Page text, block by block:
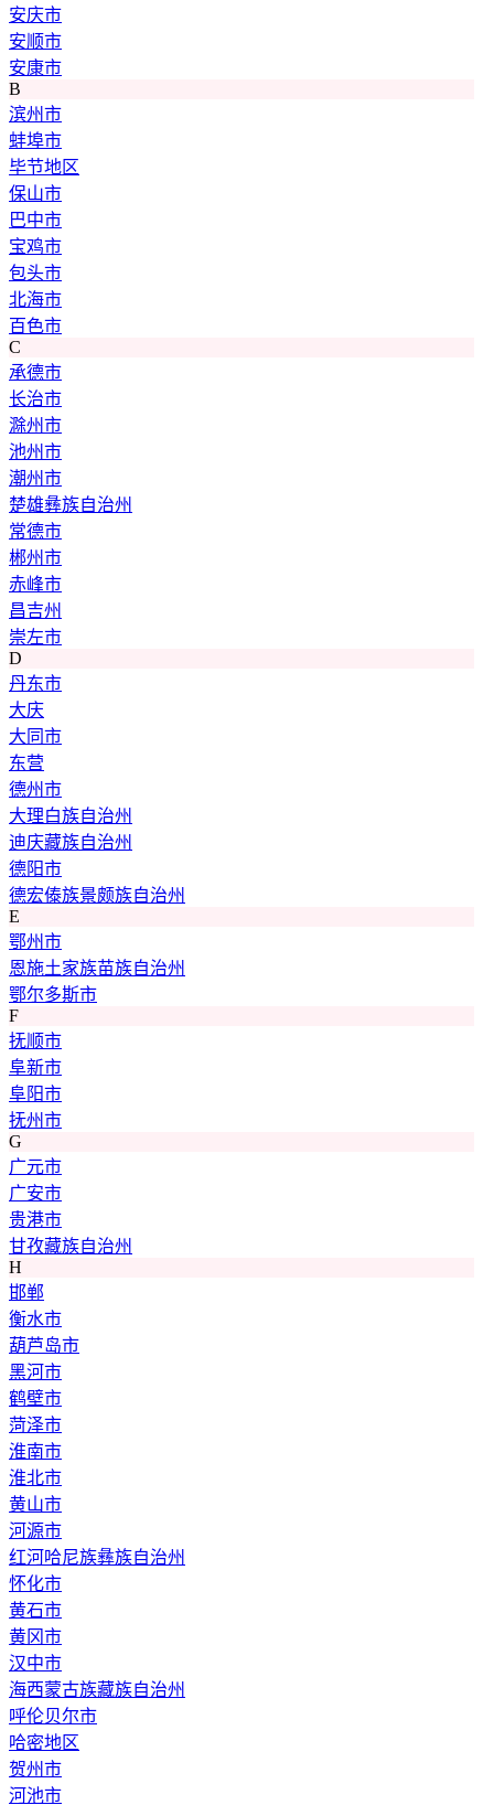
安庆市
安顺市
安康市
B
滨州市
蚌埠市
毕节地区
保山市
巴中市
宝鸡市
包头市
北海市
百色市
C
承德市
长治市
滁州市
池州市
潮州市
楚雄彝族自治州
常德市
郴州市
赤峰市
昌吉州
崇左市
D
丹东市
大庆
大同市
东营
德州市
大理白族自治州
迪庆藏族自治州
德阳市
德宏傣族景颇族自治州
E
鄂州市
恩施土家族苗族自治州
鄂尔多斯市
F
抚顺市
阜新市
阜阳市
抚州市
G
广元市
广安市
贵港市
甘孜藏族自治州
H
邯郸
衡水市
葫芦岛市
黑河市
鹤壁市
菏泽市
淮南市
淮北市
黄山市
河源市
红河哈尼族彝族自治州
怀化市
黄石市
黄冈市
汉中市
海西蒙古族藏族自治州
呼伦贝尔市
哈密地区
贺州市
河池市